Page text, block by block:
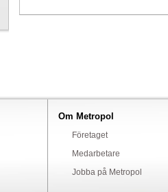
Om Metropol
Företaget
Medarbetare
Jobba på Metropol